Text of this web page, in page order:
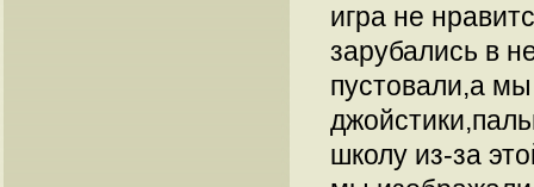
игра не
зарубались в
пустовали,а
школу из-за